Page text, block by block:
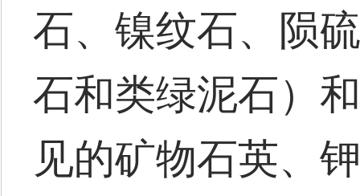
石、镍纹石、陨
石和类绿泥石）
见的矿物石英、